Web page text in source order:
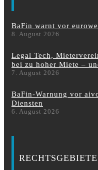
BaFin warnt vor
8. August 2026
Legal Tech,
bei zu hoher Miete –
7. August 2026
BaFin-Warnung vor
Diensten
6. August 2026
RECHTSGEBIETE